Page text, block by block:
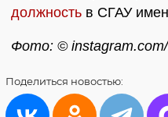
должность в СГАУ
Фото: ©
Поделиться новостью: